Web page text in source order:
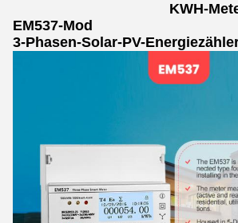
KWH-
EM537-Mod
3-Phasen-Solar-PV-